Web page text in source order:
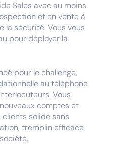
Sales avec au moins
et en vente à
la sécurité. Vous vous
pour déployer la
pour le challenge,
au téléphone
Vous
comptes et
solide sans
tremplin efficace